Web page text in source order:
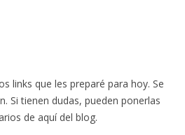
links que les preparé para hoy. Se
Si tienen dudas, pueden ponerlas
de aquí del blog.